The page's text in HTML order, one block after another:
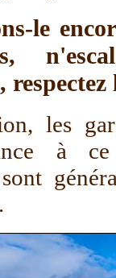
le
les
à